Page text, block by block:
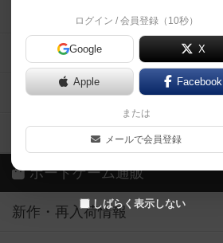
ログイン / 会員登録（10秒）
Google X
Apple Facebook
または
メールで会員登録
しばらく表示しない
掲示板・トピックス
ボドとも・会員一覧
ボードゲーム業界コラム
ボドゲーマご利用案内
ボードゲーム通販
新作・再入荷情報